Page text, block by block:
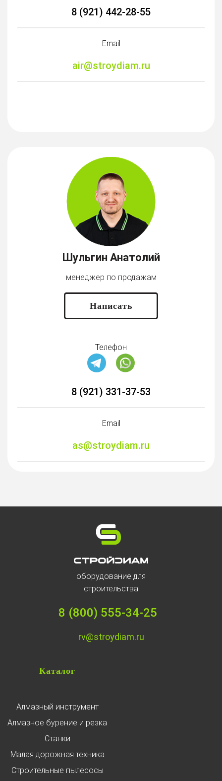
8 (921) 442-28-55
Email
air@stroydiam.ru
Шульгин Анатолий
менеджер по продажам
Написать
Телефон
8 (921) 331-37-53
Email
as@stroydiam.ru
оборудование для
строительства
8 (800) 555-34-25
rv@stroydiam.ru
Каталог
Алмазный инструмент
Алмазное бурение и резка
Станки
Малая дорожная техника
Строительные пылесосы